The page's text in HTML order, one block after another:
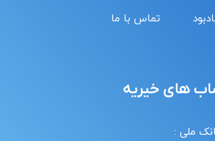
تماس با ما
های خیریه
ملی :